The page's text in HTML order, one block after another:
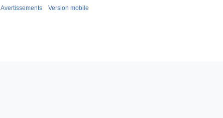
Avertissements Version mobile